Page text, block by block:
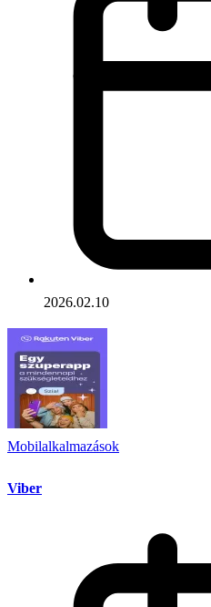
2026.02.10
Mobilalkalmazások
Viber